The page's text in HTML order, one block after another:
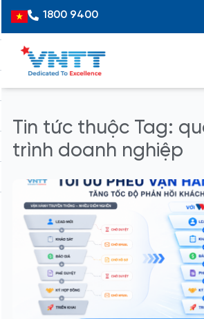
content
Vietnamese
1800 9400
Tin tức thuộc Tag:
trình doanh nghiệp